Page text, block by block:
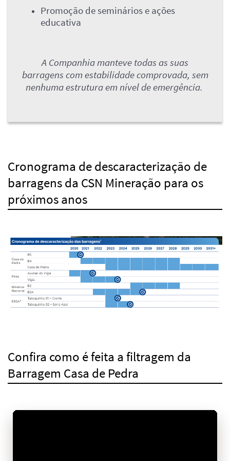
Promoção de seminários e ações
educativa
A Companhia manteve todas as suas
barragens com estabilidade comprovada, sem
nenhuma estrutura em nível de emergência.
Cronograma de descaracterização de
barragens da CSN Mineração para os
próximos anos
Confira como é feita a filtragem da
Barragem Casa de Pedra